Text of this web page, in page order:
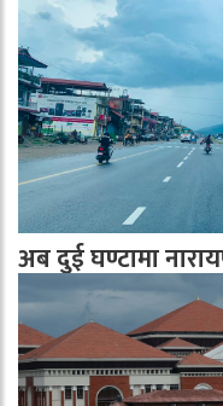
अब दुई घण्टामा